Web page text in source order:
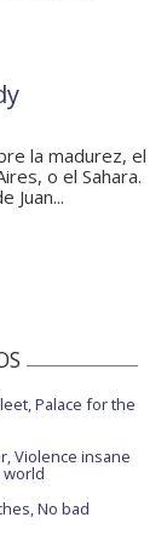
la madurez, el
o el Sahara.
Juan...
Palace for the
Violence insane
No bad